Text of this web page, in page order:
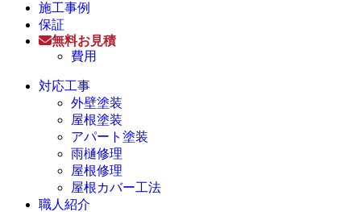
施工事例
保証
無料お見積
費用
対応工事
外壁塗装
屋根塗装
アパート塗装
雨樋修理
屋根修理
屋根カバー工法
職人紹介